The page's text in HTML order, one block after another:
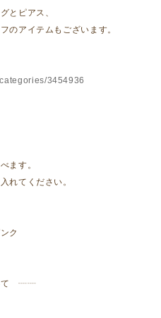
とピアス、
のアイテムもございます。
3454936
ます。
れてください。
ク
て ┈┈